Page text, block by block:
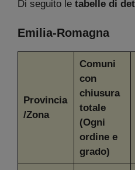
Di seguito le tabelle di
Emilia-Romagna
Provincia
/Zona
Comuni
con
chiusura
totale
(Ogni
ordine e
grado)